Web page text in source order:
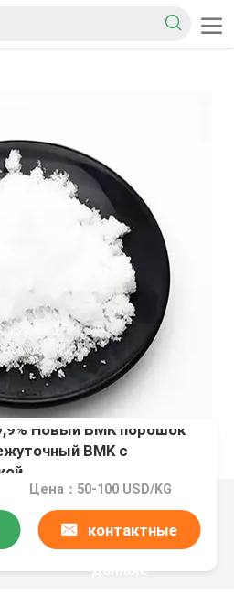
Новый BMK порошок
BMK с
Цена：50-100 USD/KG
контактные
данные